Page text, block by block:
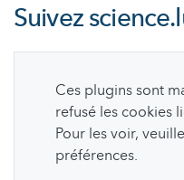
Suivez
Ces plugins sont
refusé les cookies
Pour les voir,
préférences.